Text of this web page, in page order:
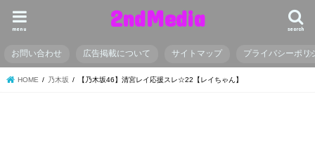
2ndMedia search
menu
お問い合わせ 広告掲載について サイトマップ プライバシーポリ
HOME 乃木坂 【乃木坂46】清宮レイ応援スレ☆22【レイちゃん】